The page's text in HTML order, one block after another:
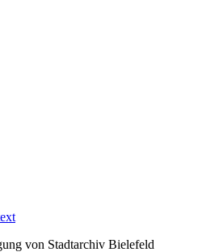
von Stadtarchiv Bielefeld